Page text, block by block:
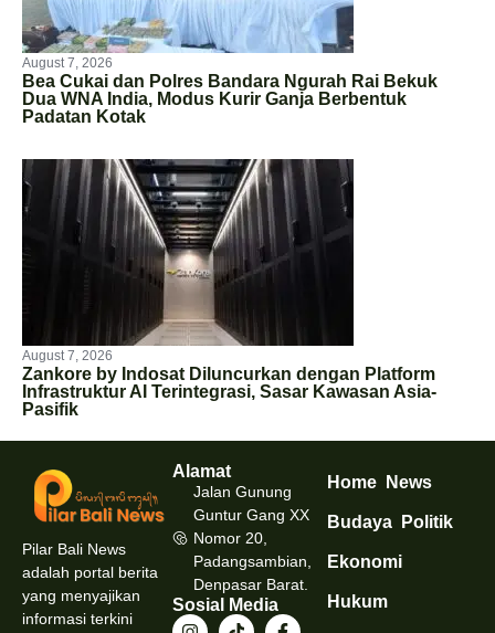
August 7, 2026
Bea Cukai dan Polres Bandara Ngurah Rai Bekuk
Dua WNA India, Modus Kurir Ganja Berbentuk
Padatan Kotak
August 7, 2026
Zankore by Indosat Diluncurkan dengan Platform
Infrastruktur AI Terintegrasi, Sasar Kawasan Asia-
Pasifik
Pilar Bali News
adalah portal berita
yang menyajikan
informasi terkini
Alamat
Jalan Gunung
Guntur Gang XX
Nomor 20,
Padangsambian,
Denpasar Barat.
Sosial Media
Home News
Budaya Politik
Ekonomi
Hukum